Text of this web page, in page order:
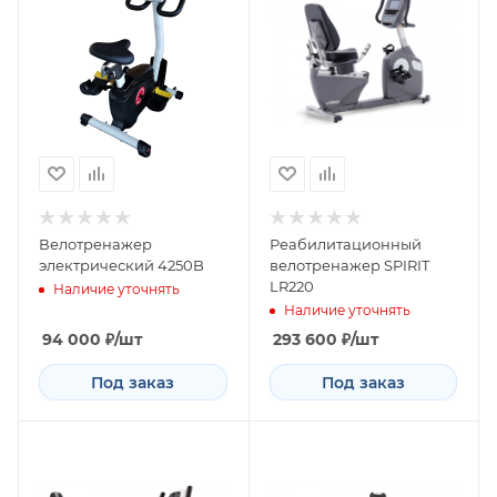
Велотренажер
электрический 4250B
Наличие уточнять
94 000 ₽/шт
Под заказ
Реабилитационный
велотренажер SPIRIT
LR220
Наличие уточнять
293 600 ₽/шт
Под заказ